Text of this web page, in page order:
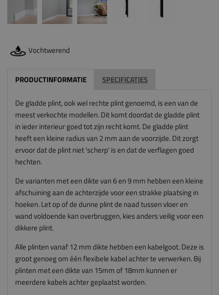
Vochtwerend
PRODUCTINFORMATIE SPECIFICATIES
De gladde plint, ook wel rechte plint genoemd, is een van de
meest verkochte modellen. Dit komt doordat de gladde plint
in ieder interieur goed tot zijn recht komt. De gladde plint
heeft een kleine radius van 2 mm aan de voorzijde. Dit zorgt
ervoor dat de plint niet 'scherp' is en dat de verflagen goed
hechten.
De varianten met een dikte van 6 en 9 mm hebben een kleine
afschuining aan de achterzijde voor een strakke plaatsing in
hoeken. Let op of de dunne plint de naad tussen vloer en
wand voldoende kan overbruggen, kies anders veilig voor een
dikkere plint.
Alle plinten vanaf 12 mm dikte hebben een kabelgoot. Deze is
groot genoeg om één flexibele kabel achter te verwerken. Bij
plinten met een dikte van 15mm of 18mm kunnen er
meerdere kabels achter geplaatst worden.